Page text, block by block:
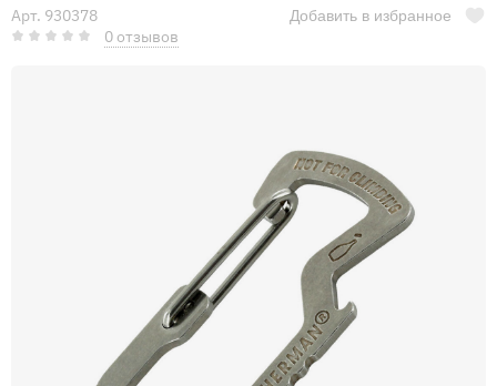
Арт. 930378
0 отзывов
Добавить в избранное